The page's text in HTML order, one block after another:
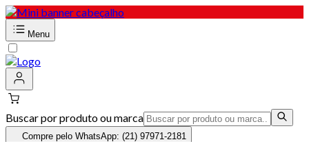
Menu
Buscar por produto ou marca
Compre pelo WhatsApp: (21) 97971-2181